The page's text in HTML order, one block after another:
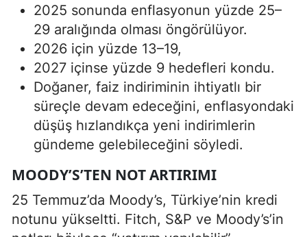
2025 sonunda enflasyonun yüzde 25–
29 aralığında olması öngörülüyor.
2026 için yüzde 13–19,
2027 içinse yüzde 9 hedefleri kondu.
Doğaner, faiz indiriminin ihtiyatlı bir
süreçle devam edeceğini, enflasyondaki
düşüş hızlandıkça yeni indirimlerin
gündeme gelebileceğini söyledi.
MOODY’S’TEN NOT ARTIRIMI
25 Temmuz’da Moody’s, Türkiye’nin kredi
notunu yükseltti. Fitch, S&P ve Moody’s’in